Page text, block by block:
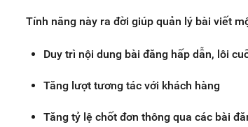
Tính năng này ra đời giúp quản lý bài viết
Duy trì nội dung bài đăng hấp dẫn, lôi
Tăng lượt tương tác với khách hàng
Tăng tỷ lệ chốt đơn thông qua các bài